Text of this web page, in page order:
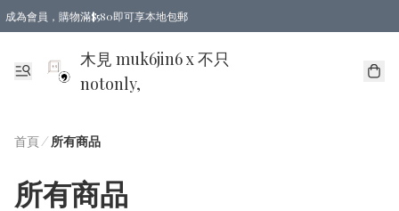
成為會員，購物滿$580即可享本地包郵
亞洲地區買滿$780包郵，歐美地區買滿$980包郵
木見 muk6jin6 x 不只
notonly,
首頁/ 所有商品
所有商品